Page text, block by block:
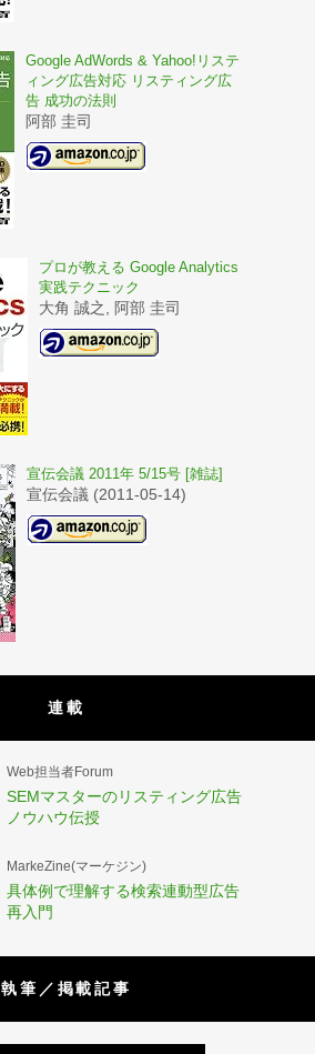
Google AdWords & Yahoo!リステ
ィング広告対応 リスティング広
告 成功の法則
阿部 圭司
プロが教える Google Analytics
実践テクニック
大角 誠之, 阿部 圭司
宣伝会議 2011年 5/15号 [雑誌]
宣伝会議 (2011-05-14)
連載
Web担当者Forum
SEMマスターのリスティング広告
ノウハウ伝授
MarkeZine(マーケジン)
具体例で理解する検索連動型広告
再入門
執筆／掲載記事